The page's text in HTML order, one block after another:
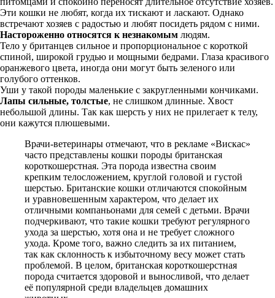
Эти кошки не любят, когда их тискают и ласкают. Однако
встречают хозяев с радостью и любят посидеть рядом с ними.
Настороженно относятся к незнакомым людям.
Тело у британцев сильное и пропорциональное с короткой
спиной, широкой грудью и мощными бедрами. Глаза красивого
оранжевого цвета, иногда они могут быть зеленого или
голубого оттенков.
Уши у такой породы маленькие с закругленными кончиками.
Лапы сильные, толстые, не слишком длинные. Хвост
небольшой длины. Так как шерсть у них не прилегает к телу,
они кажутся плюшевыми.
Врачи-ветеринары отмечают, что в рекламе «Вискас»
часто представлены кошки породы британская
короткошерстная. Эта порода известна своим
крепким телосложением, круглой головой и густой
шерстью. Британские кошки отличаются спокойным
и уравновешенным характером, что делает их
отличными компаньонами для семей с детьми. Врачи
подчеркивают, что такие кошки требуют регулярного
ухода за шерстью, хотя она и не требует сложного
ухода. Кроме того, важно следить за их питанием,
так как склонность к избыточному весу может стать
проблемой. В целом, британская короткошерстная
порода считается здоровой и выносливой, что делает
её популярной среди владельцев домашних